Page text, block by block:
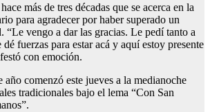
más de tres décadas que se acerca en la
para agradecer por haber superado un
“Le vengo a dar las gracias. Le pedí tanto a
fuerzas para estar acá y aquí estoy presente
con emoción.
año comenzó este jueves a la medianoche
tradicionales bajo el lema “Con San